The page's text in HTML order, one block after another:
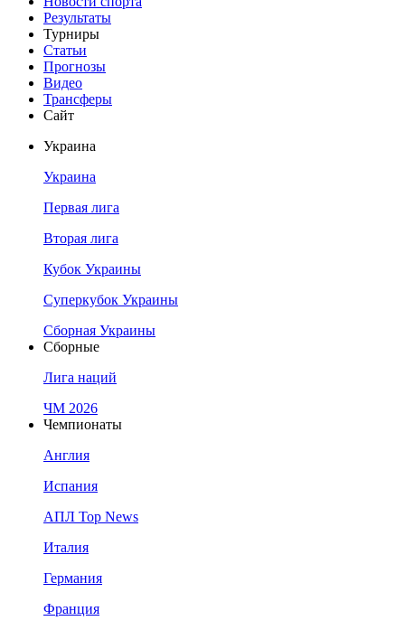
Результаты
Турниры
Статьи
Прогнозы
Видео
Трансферы
Сайт
Украина
Украина
Первая лига
Вторая лига
Кубок Украины
Суперкубок Украины
Сборная Украины
Сборные
Лига наций
ЧМ 2026
Чемпионаты
Англия
Испания
АПЛ Top News
Италия
Германия
Франция